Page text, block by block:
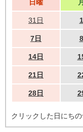
日曜
31日
7日
14日
21日
28日
クリックした日にち